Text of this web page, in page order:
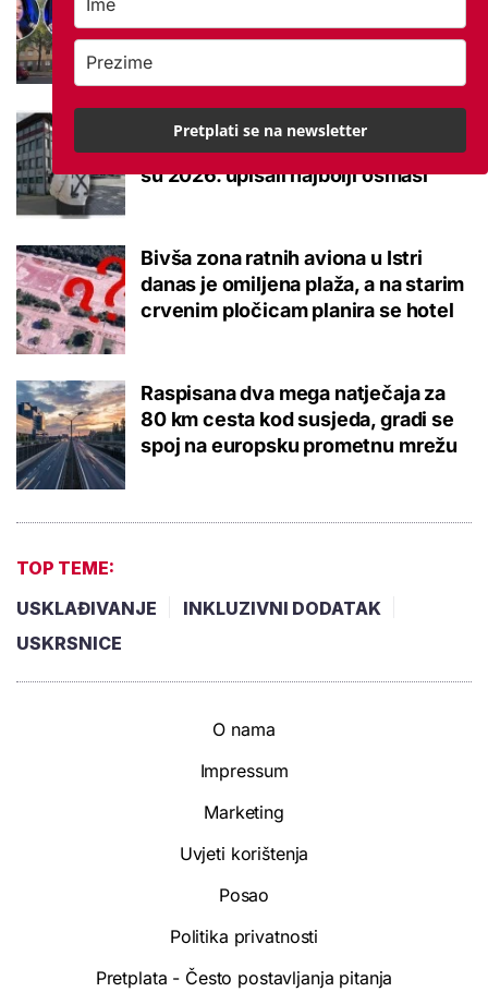
brucoš mora naviknuti
Ovo je 10 srednjoškolskih smjerova
u Krapinsko-zagorskoj županiji koje
su 2026. upisali najbolji osmaši
Bivša zona ratnih aviona u Istri
danas je omiljena plaža, a na starim
crvenim pločicam planira se hotel
Raspisana dva mega natječaja za
80 km cesta kod susjeda, gradi se
spoj na europsku prometnu mrežu
TOP TEME:
USKLAĐIVANJE
INKLUZIVNI DODATAK
USKRSNICE
O nama
Impressum
Marketing
Uvjeti korištenja
Posao
Politika privatnosti
Pretplata - Često postavljanja pitanja
Pretplati se na newsletter